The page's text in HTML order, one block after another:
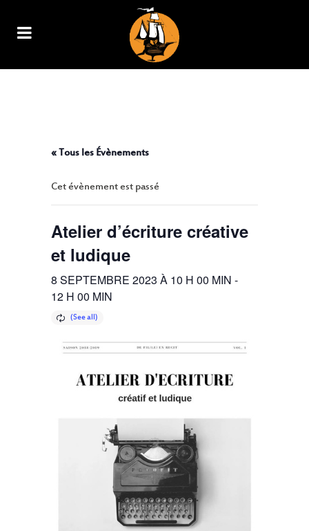
« Tous les Évènements
Cet évènement est passé
Atelier d’écriture créative
et ludique
8 SEPTEMBRE 2023 À 10 H 00 MIN -
12 H 00 MIN